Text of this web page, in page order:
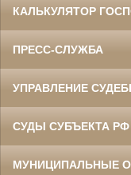
КАЛЬКУЛЯТОР
ПРЕСС-СЛУЖБА
УПРАВЛЕНИЕ
СУДЫ СУБЪЕКТА РФ
МУНИЦИПАЛЬНЫЕ